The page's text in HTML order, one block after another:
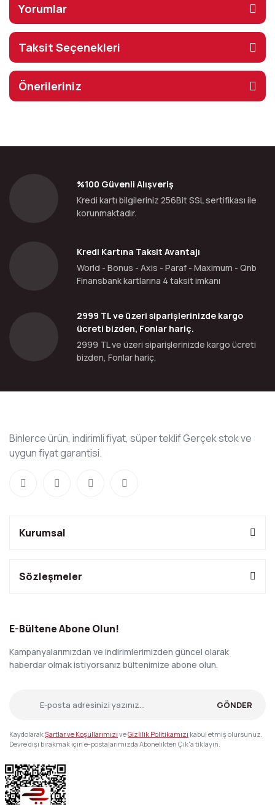
Yorumlar
Taksit Seçenekleri
Önerileriniz
%100 Güvenli Alışveriş
Kredi kartı bilgileriniz 256Bit SSL sertifikası ile
korunmaktadır.
Kredi Kartına Taksit Avantajı
World - Bonus - Axis - Paraf - Maximum - Qnb
Finansbank kartlarına 4 taksit imkanı
2999 TL ve üzeri siparişlerinizde kargo
ücreti bizden, Fonlar hariç.
2999 TL ve üzeri siparişlerinizde kargo ücreti
bizden, Fonlar hariç.
Binlerce ürün, indirimli fiyat, süper teklif Gerçek stok ve
uygun fiyat garantisi.
Kurumsal
Sözleşmeler
E-Bültene Abone Olun!
Kampanyalarımızdan ve indirimlerimizden güncel olarak
haberdar olmak istiyorsanız bültenimize abone olun.
GÖNDER
KaydolarakŞartlar ve Koşullarımızı veGizlilik Politikamızı kabul etmiş olursunuz.
Devre dışı bırakmak için e-postalarımızda Abonelikten Çık'a tıklayın.